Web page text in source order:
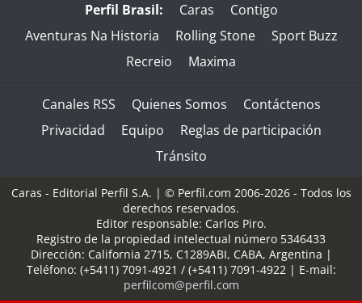
Perfil Brasil: Caras
Contigo
Aventuras Na Historia
Rolling Stone
Sport Buzz
Recreio
Maxima
Canales RSS Quienes Somos
Contáctenos
Privacidad
Equipo
Reglas de participación
Tránsito
Caras - Editorial Perfil S.A. | © Perfil.com 2006-2026 - Todos los
derechos reservados.
Editor responsable: Carlos Piro.
Registro de la propiedad intelectual número 5346433
Dirección: California 2715, C1289ABI, CABA, Argentina |
Teléfono: (+5411) 7091-4921 / (+5411) 7091-4922| E-mail:
perfilcom@perfil.com